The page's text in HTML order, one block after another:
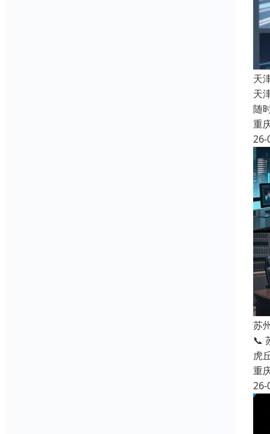
天
天
随
重
26-
苏
📞
虎
重
26-